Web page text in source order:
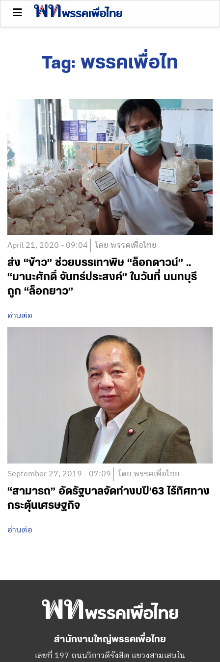
Tag: พรรคเพื่อไท
April 21, 2020 - 09:04 โดย พรรคเพื่อไทย
ส่ง “ข้าว” ช่วยบรรเทาพิษ “ล็อกดาวน์” ..
“มานะศักดิ์ จันทร์ประสงค์” ในวันที่ นนทบุรี
ถูก “ล็อกยาว”
อ่านต่อ
September 27, 2019 - 07:09 โดย พรรคเพื่อไทย
“สามารถ” อัดรัฐบาลจัดทำงบปี’63 ไร้ทิศทาง
กระตุ้นเศรษฐกิจ
อ่านต่อ
สำนักงานใหญ่พรรคเพื่อไทย
เลขที่ 197 ถนนวิภาวดีรังสิต แขวงสามเสนใน